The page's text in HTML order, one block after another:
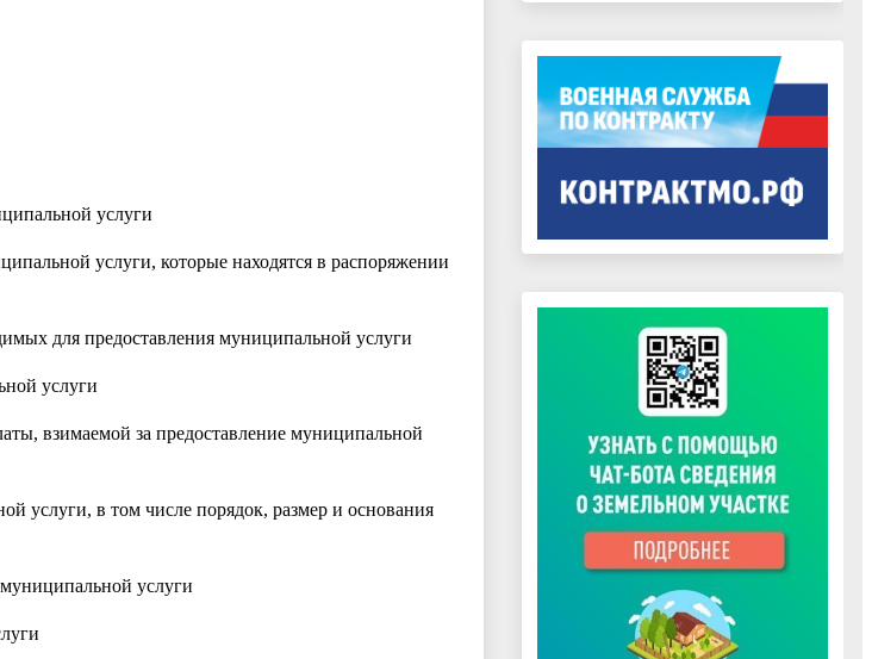
услуги
услуги, которые находятся в распоряжении
для предоставления муниципальной услуги
услуги
взимаемой за предоставление муниципальной
услуги, в том числе порядок, размер и основания
услуги